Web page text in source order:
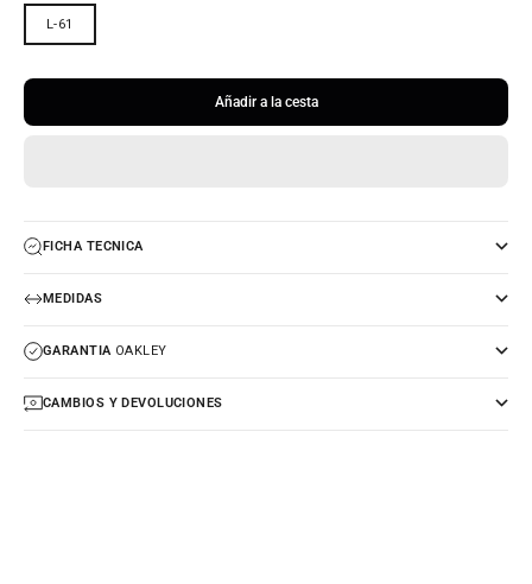
L-61
Añadir a la cesta
FICHA TECNICA
MEDIDAS
GARANTIAOAKLEY
CAMBIOS Y DEVOLUCIONES